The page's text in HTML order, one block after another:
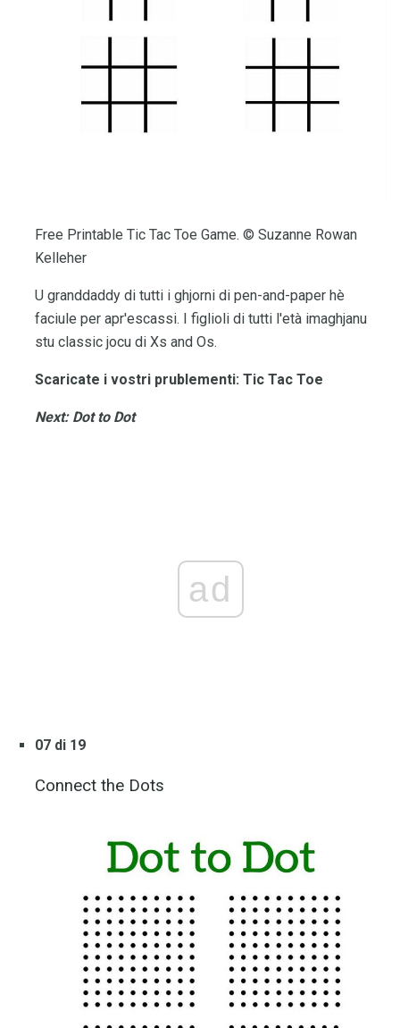
Free Printable Tic Tac Toe Game. © Suzanne Rowan
Kelleher
U granddaddy di tutti i ghjorni di pen-and-paper hè
faciule per apr'escassi. I figlioli di tutti l'età imaghjanu
stu classic jocu di Xs and Os.
Scaricate i vostri prublementi: Tic Tac Toe
Next: Dot to Dot
ad
07 di 19
Connect the Dots